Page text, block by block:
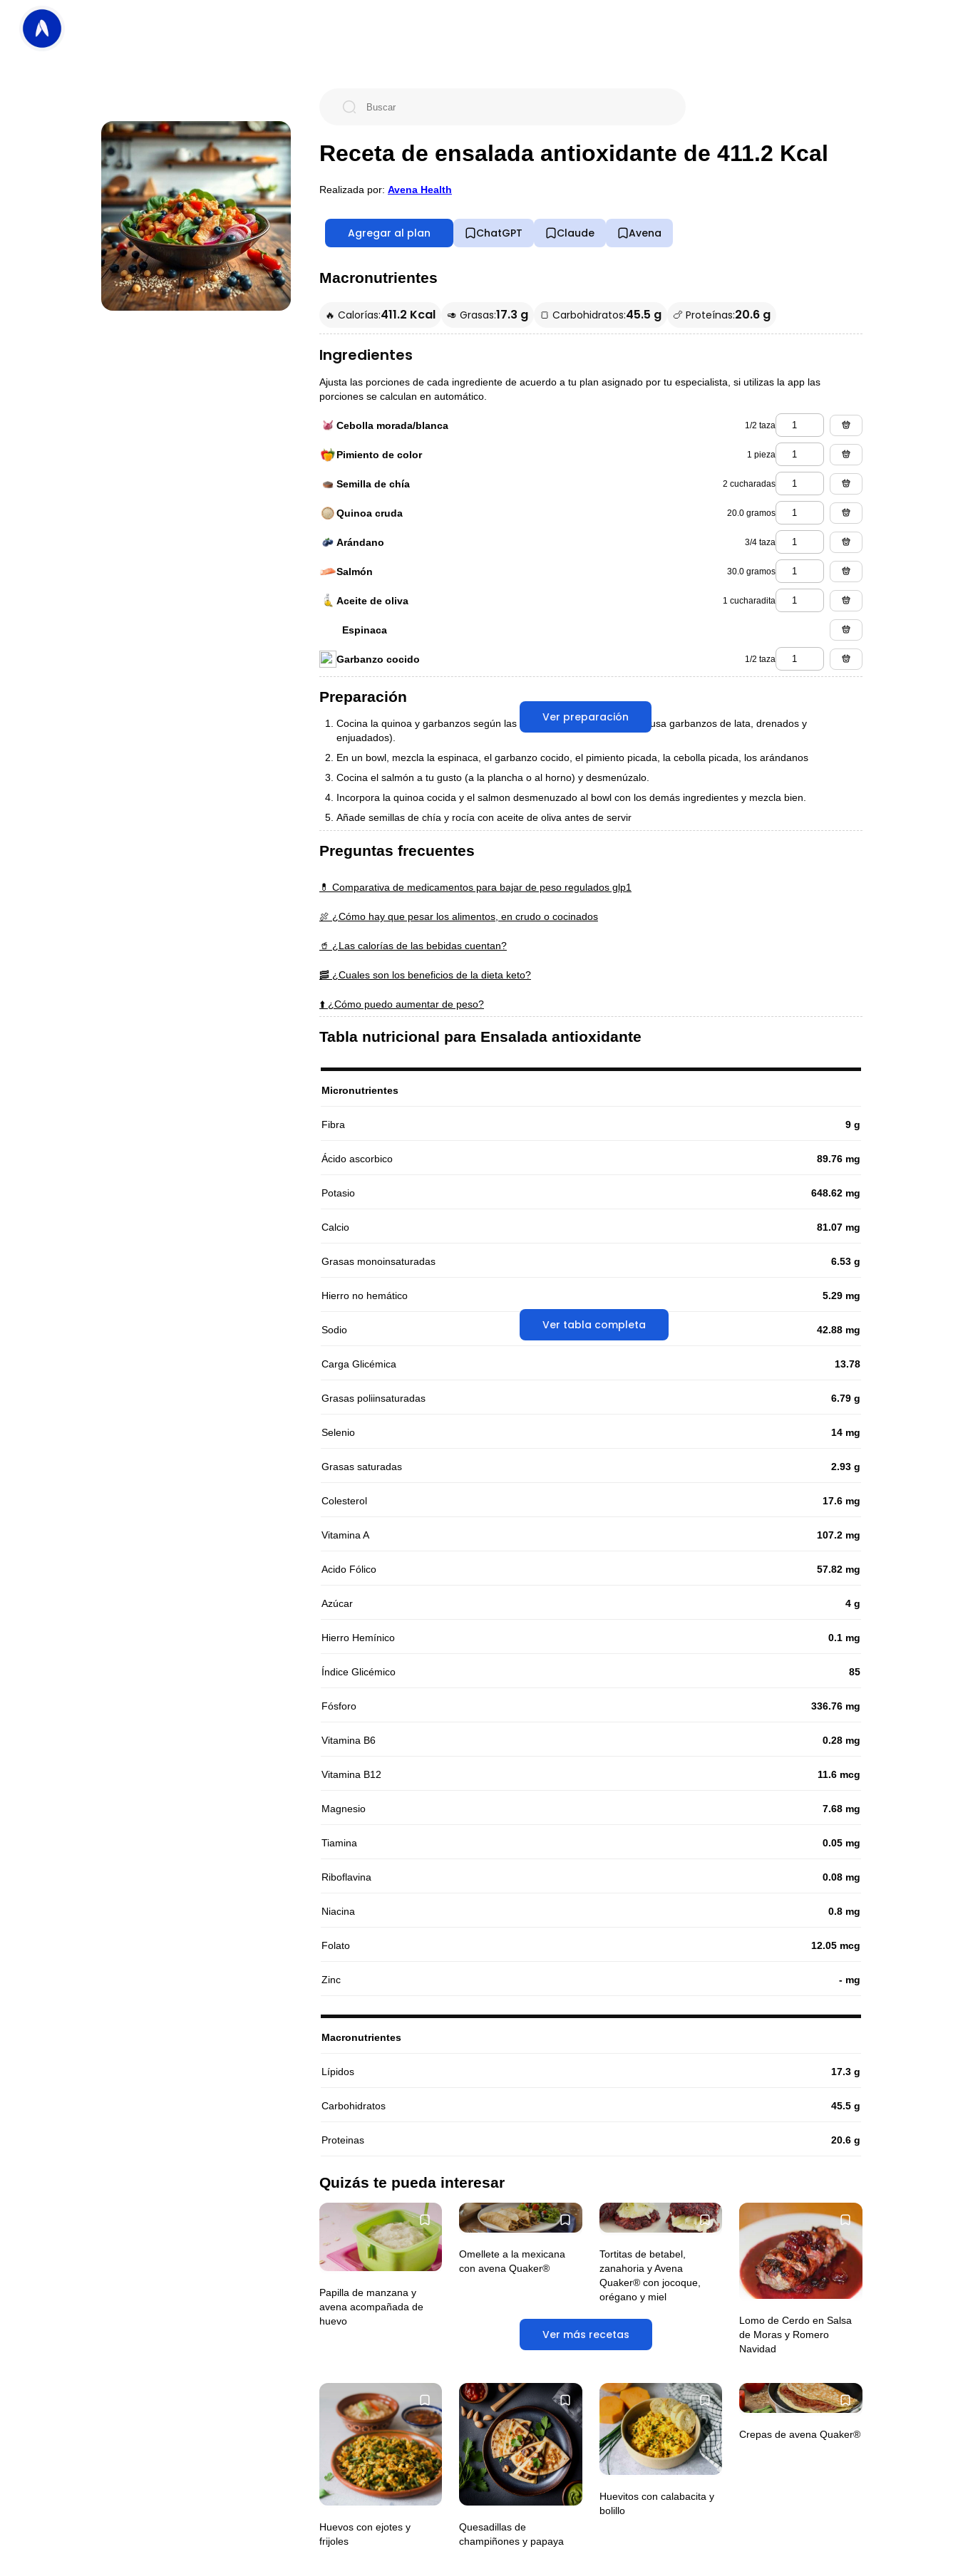
Receta de ensalada antioxidante de 411.2 Kcal
Realizada por: Avena Health
Agregar al plan ChatGPT Claude Avena
Macronutrientes
🔥 Calorías:411.2 Kcal 🥑 Grasas:17.3 g 🍞 Carbohidratos:45.5 g 🍗 Proteínas:20.6 g
Ingredientes
Ajusta las porciones de cada ingrediente de acuerdo a tu plan asignado por tu especialista, si utilizas la app las
porciones se calculan en automático.
Cebolla morada/blanca 1/2 taza
Pimiento de color 1 pieza
Semilla de chía 2 cucharadas
Quinoa cruda 20.0 gramos
Arándano 3/4 taza
Salmón 30.0 gramos
Aceite de oliva 1 cucharadita
Espinaca
Garbanzo cocido 1/2 taza
Ver preparación
Preparación
Cocina la quinoa y garbanzos según las instrucciones del paquete (o usa garbanzos de lata, drenados y
enjuadados).
En un bowl, mezcla la espinaca, el garbanzo cocido, el pimiento picada, la cebolla picada, los arándanos
Cocina el salmón a tu gusto (a la plancha o al horno) y desmenúzalo.
Incorpora la quinoa cocida y el salmon desmenuzado al bowl con los demás ingredientes y mezcla bien.
Añade semillas de chía y rocía con aceite de oliva antes de servir
Preguntas frecuentes
💊 Comparativa de medicamentos para bajar de peso regulados glp1
🍖 ¿Cómo hay que pesar los alimentos, en crudo o cocinados
🥤 ¿Las calorías de las bebidas cuentan?
🥓 ¿Cuales son los beneficios de la dieta keto?
⬆️ ¿Cómo puedo aumentar de peso?
Tabla nutricional para Ensalada antioxidante
Ver tabla completa
Micronutrientes
Fibra 9 g
Ácido ascorbico 89.76 mg
Potasio 648.62 mg
Calcio 81.07 mg
Grasas monoinsaturadas 6.53 g
Hierro no hemático 5.29 mg
Sodio 42.88 mg
Carga Glicémica 13.78
Grasas poliinsaturadas 6.79 g
Selenio 14 mg
Grasas saturadas 2.93 g
Colesterol 17.6 mg
Vitamina A 107.2 mg
Acido Fólico 57.82 mg
Azúcar 4 g
Hierro Hemínico 0.1 mg
Índice Glicémico 85
Fósforo 336.76 mg
Vitamina B6 0.28 mg
Vitamina B12 11.6 mcg
Magnesio 7.68 mg
Tiamina 0.05 mg
Riboflavina 0.08 mg
Niacina 0.8 mg
Folato 12.05 mcg
Zinc - mg
Macronutrientes
Lípidos 17.3 g
Carbohidratos 45.5 g
Proteinas 20.6 g
Quizás te pueda interesar
Ver más recetas
Papilla de manzana y
avena acompañada de
huevo
Omellete a la mexicana
con avena Quaker®
Tortitas de betabel,
zanahoria y Avena
Quaker® con jocoque,
orégano y miel
Lomo de Cerdo en Salsa
de Moras y Romero
Navidad
Huevos con ejotes y
frijoles
Quesadillas de
champiñones y papaya
Huevitos con calabacita y
bolillo
Crepas de avena Quaker®